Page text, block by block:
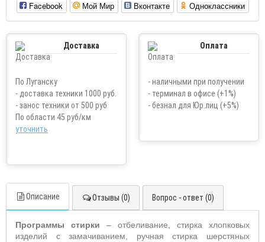
Facebook Мой Мир Вконтакте Одноклассники
Доставка
По Луганску
- доставка техники 1000 руб.
- занос техники от 500 руб
По области 45 руб/км
уточнить
Оплата
- наличными при получении
- терминал в офисе (+1%)
- безнал для Юр.лиц (+5%)
Описание Отзывы (0) Вопрос - ответ (0)
Программы стирки – отбеливание, стирка хлопковых
изделий с замачиванием, ручная стирка шерстяных